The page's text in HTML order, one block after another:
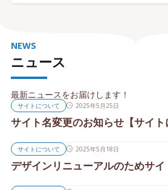
ニュース
NEWS
最新ニュースをお届けします！
サイトについて 2025年5月25日
サイト名変更のお知らせ【サイト
サイトについて 2025年5月18日
デザインリニューアルのためサ